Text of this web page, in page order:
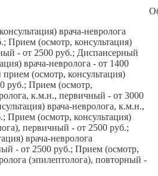
врача-невролога
Прием (осмотр, консультация)
- от 2500 руб.; Диспансерный
врача-невролога - от 1400
(осмотр, консультация)
руб.; Прием (осмотр,
к.м.н., первичный - от 3000
врача-невролога, к.м.н.,
Прием (осмотр, консультация)
первичный - от 2500 руб.;
врача-невролога
- от 2500 руб.; Прием (осмотр,
(эпилептолога), повторный -